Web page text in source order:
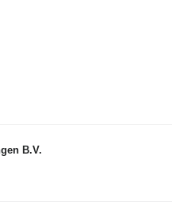
B.V.